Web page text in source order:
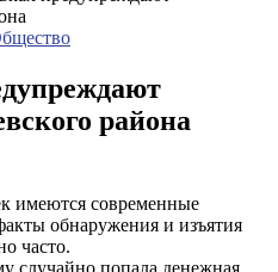
района
имеются современные
обнаружения и изъятия
часто.
случайно попала денежная